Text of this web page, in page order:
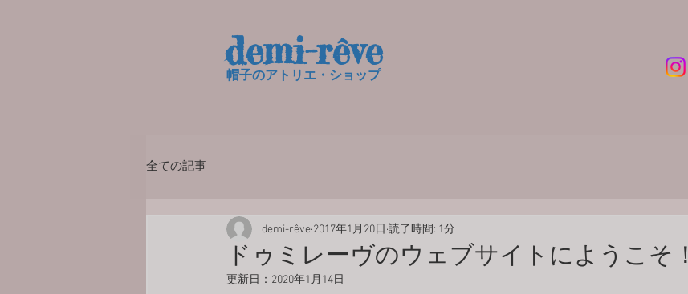
demi-rêve
帽子のアトリエ・ショップ​
全ての記事
ドゥミレーヴのウェブサイトにようこそ！
demi-rêve 2017年1月20日 読了時間: 1分
更新日： 2020年1月14日